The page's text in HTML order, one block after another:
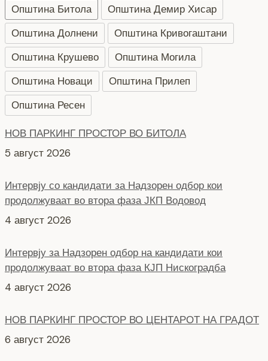
Општина Битола
Општина Демир Хисар
Општина Долнени
Општина Кривогаштани
Општина Крушево
Општина Могила
Општина Новаци
Општина Прилеп
Општина Ресен
НОВ ПАРКИНГ ПРОСТОР ВО БИТОЛА
5 август 2026
Интервју со кандидати за Надзорен одбор кои
продолжуваат во втора фаза ЈКП Водовод
4 август 2026
Интервју за Надзорен одбор на кандидати кои
продолжуваат во втора фаза КЈП Нискоградба
4 август 2026
НОВ ПАРКИНГ ПРОСТОР ВО ЦЕНТАРОТ НА ГРАДОТ
6 август 2026